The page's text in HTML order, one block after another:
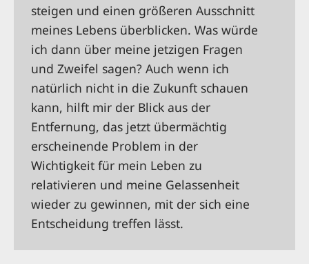
steigen und einen größeren Ausschnitt
meines Lebens überblicken. Was würde
ich dann über meine jetzigen Fragen
und Zweifel sagen? Auch wenn ich
natürlich nicht in die Zukunft schauen
kann, hilft mir der Blick aus der
Entfernung, das jetzt übermächtig
erscheinende Problem in der
Wichtigkeit für mein Leben zu
relativieren und meine Gelassenheit
wieder zu gewinnen, mit der sich eine
Entscheidung treffen lässt.